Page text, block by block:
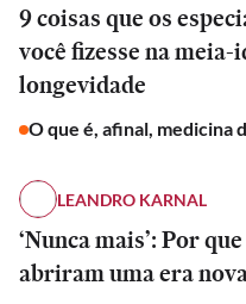
9 coisas que os
você fizesse na
longevidade
O que é, afinal, medicina
LEANDRO KARNAL
‘Nunca mais’: Por
abriram uma era